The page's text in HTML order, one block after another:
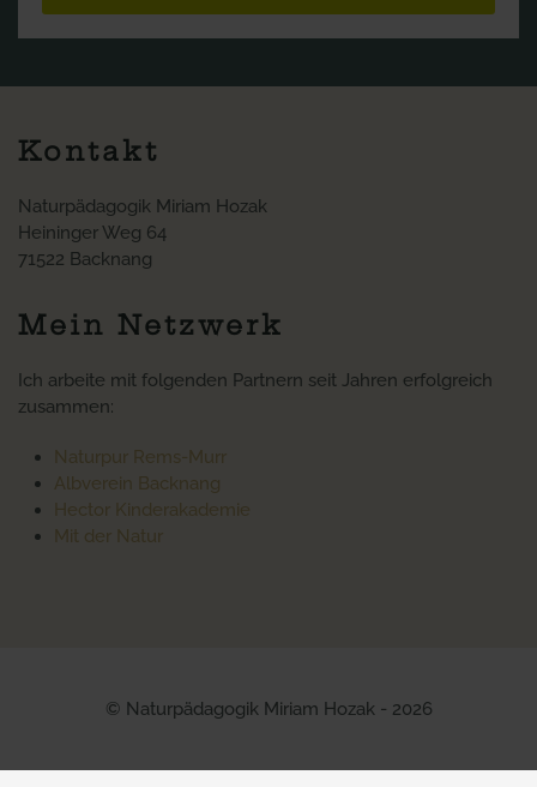
Kontakt
Naturpädagogik Miriam Hozak
Heininger Weg 64
71522 Backnang
Mein Netzwerk
Ich arbeite mit folgenden Partnern seit Jahren erfolgreich
zusammen:
Naturpur Rems-Murr
Albverein Backnang
Hector Kinderakademie
Mit der Natur
© Naturpädagogik Miriam Hozak - 2026